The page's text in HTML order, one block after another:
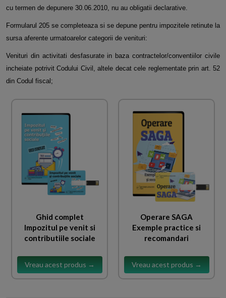
cu termen de depunere 30.06.2010, nu au obligatii declarative.
Formularul 205 se completeaza si se depune pentru impozitele retinute la
sursa aferente urmatoarelor categorii de venituri:
Venituri din activitati desfasurate in baza contractelor/conventiilor civile
incheiate potrivit Codului Civil, altele decat cele reglementate prin art. 52
din Codul fiscal;
Ghid complet
Impozitul pe venit si
contributiile sociale
Vreau acest produs →
Operare SAGA
Exemple practice si
recomandari
Vreau acest produs →